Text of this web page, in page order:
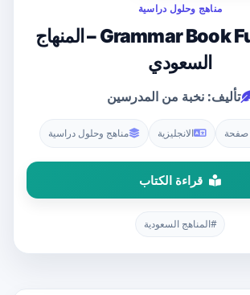
مناهج وحلول دراسية
Grammar Book Full Blast 1 – المنهاج
السعودي
تأليف: نخبة من المدرسين
الانجليزية مناهج وحلول دراسية
قراءة الكتاب
#المناهج السعودية